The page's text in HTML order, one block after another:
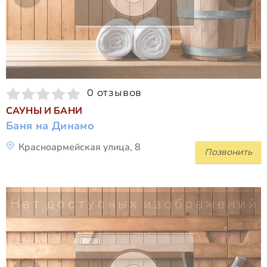
0 отзывов
САУНЫ И БАНИ
Баня на Динамо
Позвонить
Красноармейская улица, 8